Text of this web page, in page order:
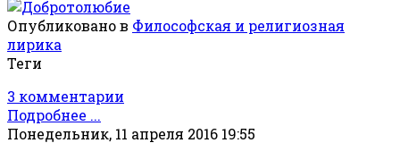
Опубликовано в Философская и религиозная
лирика
Теги
3 комментарии
Подробнее ...
Понедельник, 11 апреля 2016 19:55